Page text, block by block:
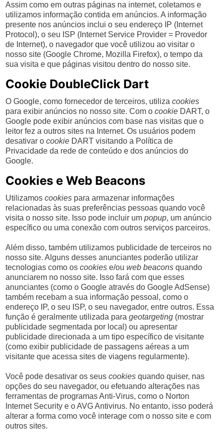
Assim como em outras páginas na internet, coletamos e
utilizamos informação contida em anúncios. A informação
presente nos anúncios inclui o seu endereço IP (Internet
Protocol), o seu ISP (Internet Service Provider = Provedor
de Internet), o navegador que você utilizou ao visitar o
nosso site (Google Chrome, Mozilla Firefox), o tempo da
sua visita e que páginas visitou dentro do nosso site.
Cookie DoubleClick Dart
O Google, como fornecedor de terceiros, utilizacookies
para exibir anúncios no nosso site. Com ocookie DART, o
Google pode exibir anúncios com base nas visitas que o
leitor fez a outros sites na Internet. Os usuários podem
desativar ocookie DART visitando a Política de
Privacidade da rede de conteúdo e dos anúncios do
Google.
Cookies e Web Beacons
Utilizamoscookies para armazenar informações
relacionadas às suas preferências pessoas quando você
visita o nosso site. Isso pode incluir umpopup, um anúncio
específico ou uma conexão com outros serviços parceiros.
Além disso, também utilizamos publicidade de terceiros no
nosso site. Alguns desses anunciantes poderão utilizar
tecnologias como oscookies e/ouweb beacons quando
anunciarem no nosso site. Isso fará com que esses
anunciantes (como o Google através do Google AdSense)
também recebam a sua informação pessoal, como o
endereço IP, o seu ISP, o seu navegador, entre outros. Essa
função é geralmente utilizada parageotargeting (mostrar
publicidade segmentada por local) ou apresentar
publicidade direcionada a um tipo específico de visitante
(como exibir publicidade de passagens aéreas a um
visitante que acessa sites de viagens regularmente).
Você pode desativar os seuscookies quando quiser, nas
opções do seu navegador, ou efetuando alterações nas
ferramentas de programas Anti-Virus, como o Norton
Internet Security e o AVG Antivirus. No entanto, isso poderá
alterar a forma como você interage com o nosso site e com
outros sites.